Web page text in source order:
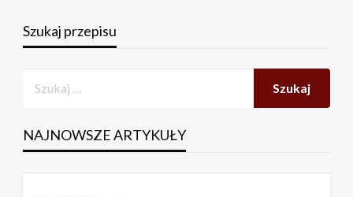
Szukaj przepisu
NAJNOWSZE ARTYKUŁY